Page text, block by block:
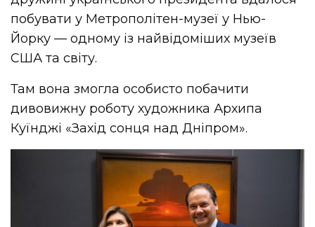
побувати у Метрополітен-музеї у Нью-
Йорку — одному із найвідоміших музеїв
США та світу.
Там вона змогла особисто побачити
дивовижну роботу художника Архипа
Куїнджі «Захід сонця над Дніпром».